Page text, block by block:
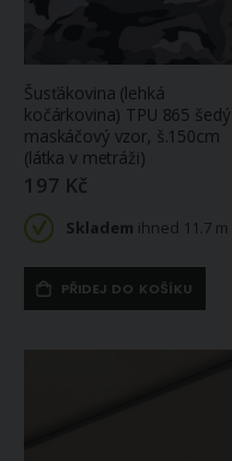
Šusťákovina (lehká
kočárkovina) TPU 865 šedý
maskáčový vzor, š.150cm
(látka v metráži)
197 Kč
Skladem ihned 11.7 m
PŘIDEJ DO KOŠÍKU